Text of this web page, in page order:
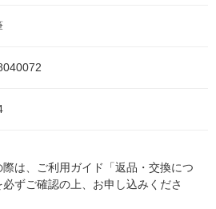
際は、ご利用ガイド「返品・交換につ
必ずご確認の上、お申し込みくださ